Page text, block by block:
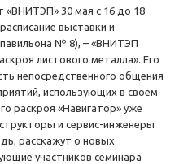
«ВНИТЭП» 30 мая с 16 до 18
выставки и
павильона № 8), – «ВНИТЭП
листового металла». Его
непосредственного общения
использующих в своем
раскроя «Навигатор» уже
и сервис-инженеры
расскажут о новых
участников семинара